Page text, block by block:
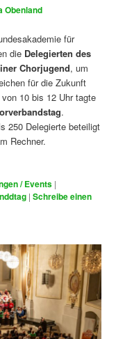
Obenland
für
die Delegierten des
Chorjugend, um
für die Zukunft
10 bis 12 Uhr tagte
.
250 Delegierte beteiligt
Rechner.
/ Events |
|Schreibe einen